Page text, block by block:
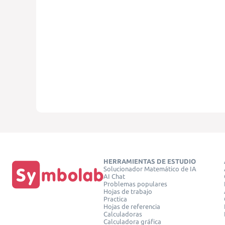
HERRAMIENTAS DE ESTUDIO
Solucionador Matemático de IA
AI Chat
Problemas populares
Hojas de trabajo
Practica
Hojas de referencia
Calculadoras
Calculadora gráfica